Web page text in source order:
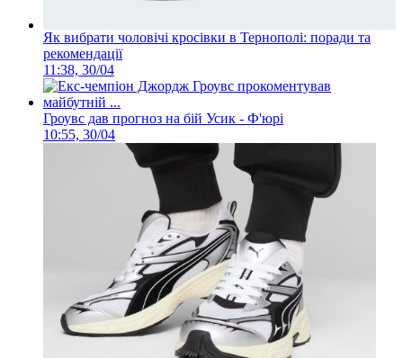
Як вибрати чоловічі кросівки в Тернополі: поради та
рекомендації
11:38, 30/04
Гроувс дав прогноз на бій Усик - Ф'юрі
10:55, 30/04